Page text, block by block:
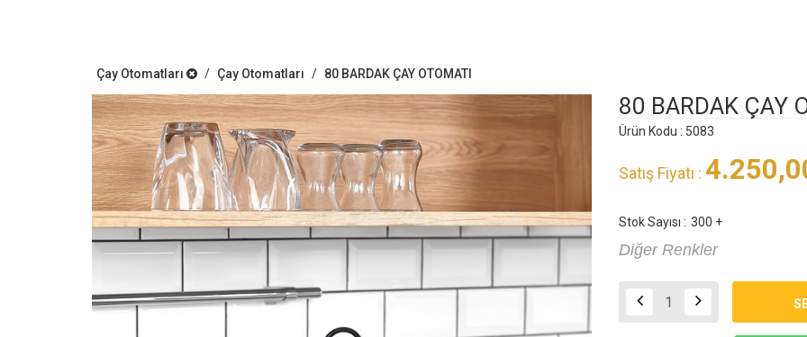
Çay Otomatları / Çay Otomatları / 80 BARDAK ÇAY OTOMATI
80 BARDAK ÇAY
Ürün Kodu : 5083
Satış Fiyatı :
Stok Sayısı : 300 +
Diğer Renkler